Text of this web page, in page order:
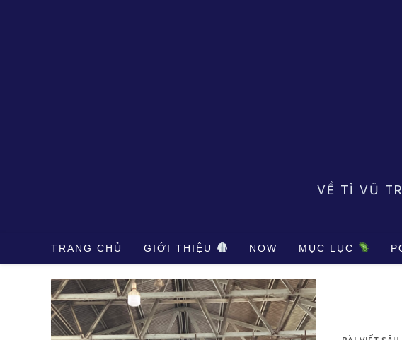
VỀ TỈ VŨ
TRANG CHỦ GIỚI THIỆU NOW MỤC LỤC